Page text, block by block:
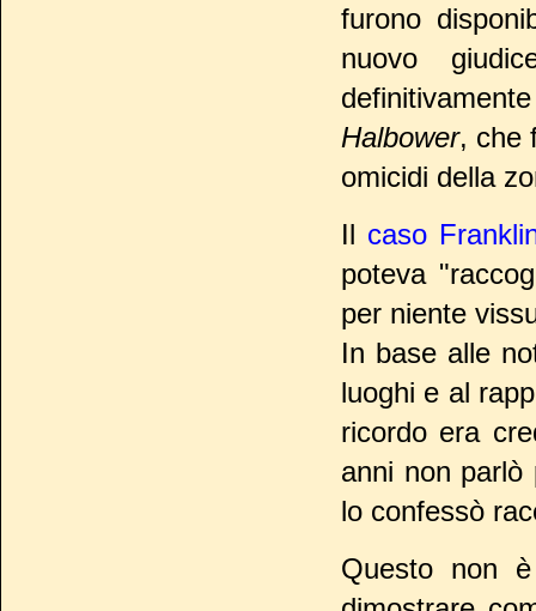
furono
nuovo
Halbower, che
omicidi della
Il caso
poteva
per niente
In base alle
luoghi e al
ricordo era
anni non
lo confessò
Questo non